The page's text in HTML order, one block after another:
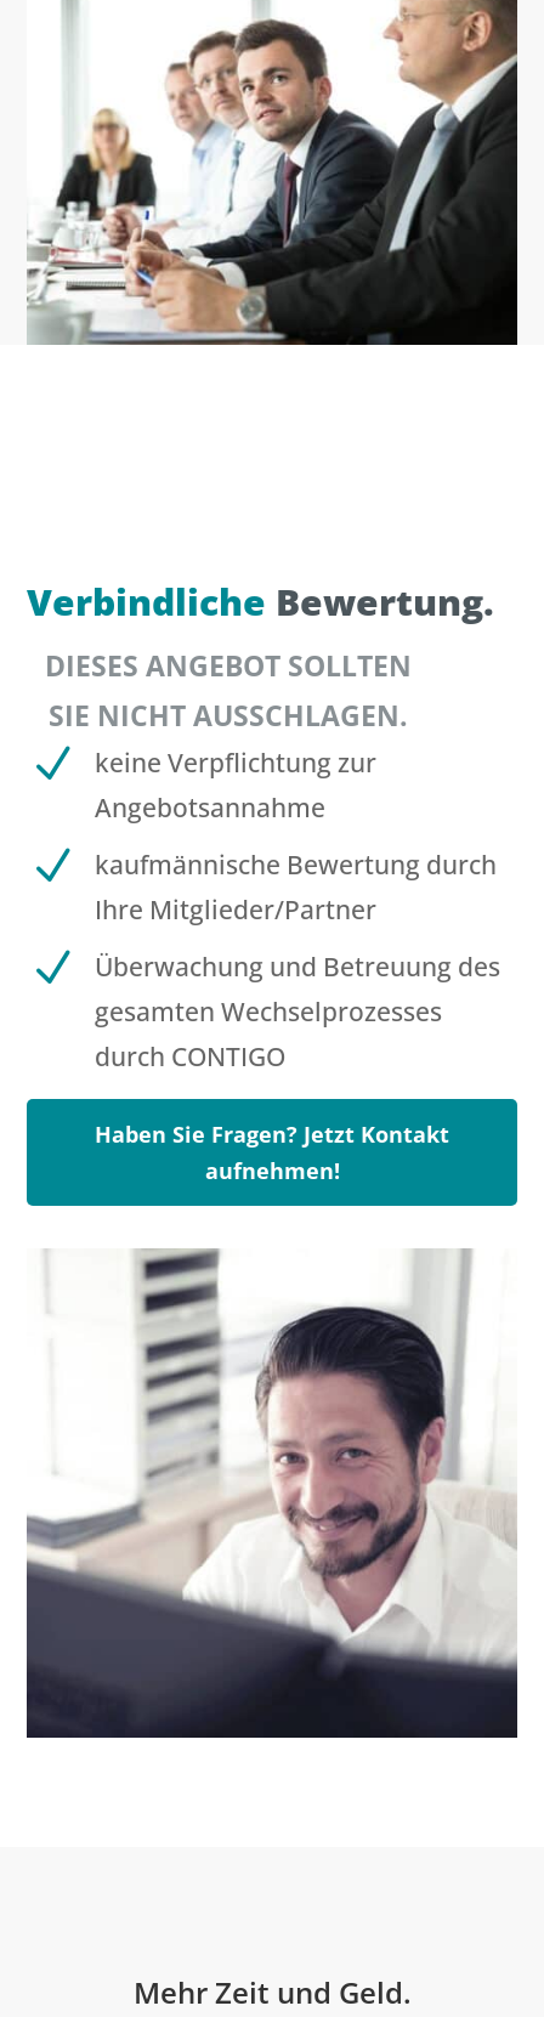
Verbindliche Bewertung.
DIESES ANGEBOT SOLLTEN
SIE NICHT AUSSCHLAGEN.
N
keine Verpflichtung zur
Angebotsannahme
N
kaufmännische Bewertung durch
Ihre Mitglieder/Partner
N
Überwachung und Betreuung des
gesamten Wechselprozesses
durch CONTIGO
Haben Sie Fragen? Jetzt Kontakt
aufnehmen!
Mehr Zeit und Geld.